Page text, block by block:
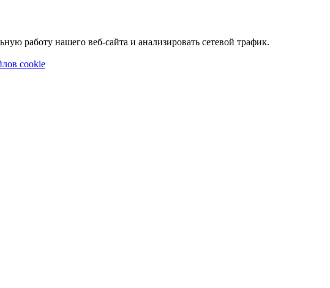
работу нашего веб-сайта и анализировать сетевой трафик.
cookie